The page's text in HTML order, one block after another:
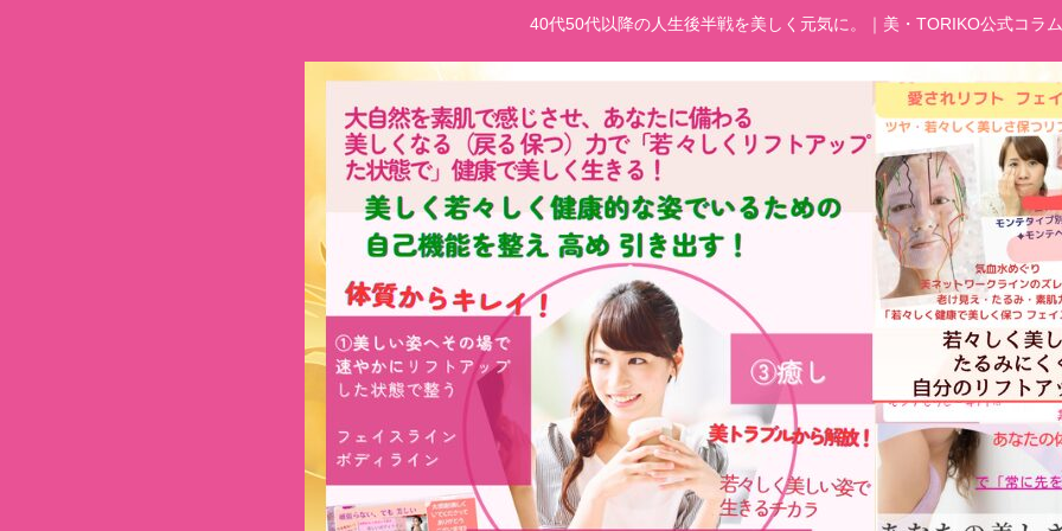
40代50代以降の人生後半戦を美しく元気に。｜美・TORIKO公式コラム